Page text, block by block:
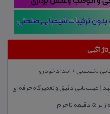
آگهی
تخصصی + امداد خودرو
| عیب‌یابی دقیق و تعمیرگاه حرفه‌ای
حرم